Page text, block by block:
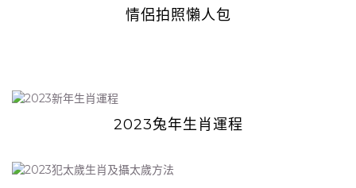
情侶拍照懶人包
2023兔年生肖運程